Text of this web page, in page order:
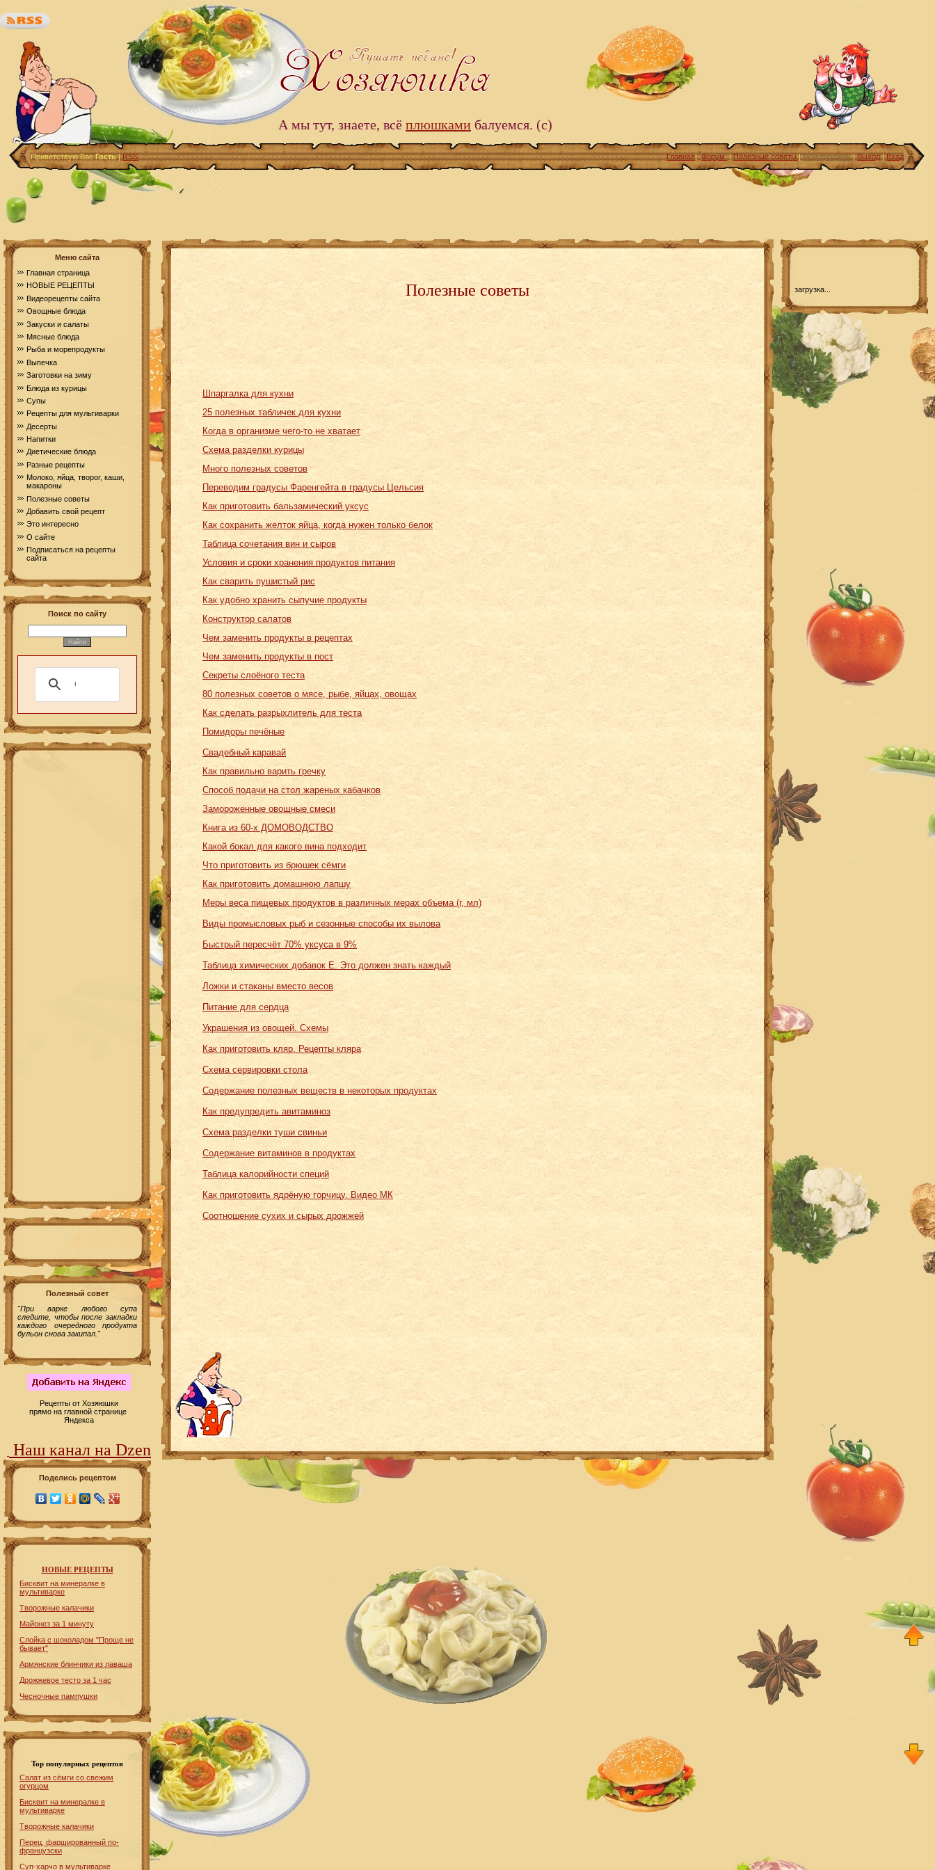
А мы тут, знаете, всё плюшками балуемся. (c)
Приветствую Вас Гость|RSS Главная|Форум|Полезные советы|Мой профиль|Выход|Вход
Меню сайта
Главная страница
НОВЫЕ РЕЦЕПТЫ
Видеорецепты сайта
Овощные блюда
Закуски и салаты
Мясные блюда
Рыба и морепродукты
Выпечка
Заготовки на зиму
Блюда из курицы
Супы
Рецепты для мультиварки
Десерты
Напитки
Диетические блюда
Разные рецепты
Молоко, яйца, творог, каши,
макароны
Полезные советы
Добавить свой рецепт
Это интересно
О сайте
Подписаться на рецепты
сайта
Поиск по сайту
Полезный совет
"При варке любого супа
следите, чтобы после закладки
каждого очередного продукта
бульон снова закипал."
Рецепты от Хозяюшки
прямо на главной странице
Яндекса
Наш канал на Dzen
Поделись рецептом
НОВЫЕ РЕЦЕПТЫ
Бисквит на минералке в
мультиварке
Творожные калачики
Майонез за 1 минуту
Слойка с шоколадом "Проще не
бывает"
Армянские блинчики из лаваша
Дрожжевое тесто за 1 час
Чесночные пампушки
Top популярных рецептов
Салат из сёмги со свежим
огурцом
Бисквит на минералке в
мультиварке
Творожные калачики
Перец, фаршированный по-
французски
Суп-харчо в мультиварке
Полезные советы
Шпаргалка для кухни
25 полезных табличек для кухни
Когда в организме чего-то не хватает
Схема разделки курицы
Много полезных советов
Переводим градусы Фаренгейта в градусы Цельсия
Как приготовить бальзамический уксус
Как сохранить желток яйца, когда нужен только белок
Таблица сочетания вин и сыров
Условия и сроки хранения продуктов питания
Как сварить пушистый рис
Как удобно хранить сыпучие продукты
Конструктор салатов
Чем заменить продукты в рецептах
Чем заменить продукты в пост
Секреты слоёного теста
80 полезных советов о мясе, рыбе, яйцах, овощах
Как сделать разрыхлитель для теста
Помидоры печёные
Свадебный каравай
Как правильно варить гречку
Способ подачи на стол жареных кабачков
Замороженные овощные смеси
Книга из 60-х ДОМОВОДСТВО
Какой бокал для какого вина подходит
Что приготовить из брюшек сёмги
Как приготовить домашнюю лапшу
Меры веса пищевых продуктов в различных мерах объема (г, мл)
Виды промысловых рыб и сезонные способы их вылова
Быстрый пересчёт 70% уксуса в 9%
Таблица химических добавок Е. Это должен знать каждый
Ложки и стаканы вместо весов
Питание для сердца
Украшения из овощей. Схемы
Как приготовить кляр. Рецепты кляра
Схема сервировки стола
Содержание полезных веществ в некоторых продуктах
Как предупредить авитаминоз
Схема разделки туши свиньи
Содержание витаминов в продуктах
Таблица калорийности специй
Как приготовить ядрёную горчицу. Видео МК
Соотношение сухих и сырых дрожжей
загрузка...